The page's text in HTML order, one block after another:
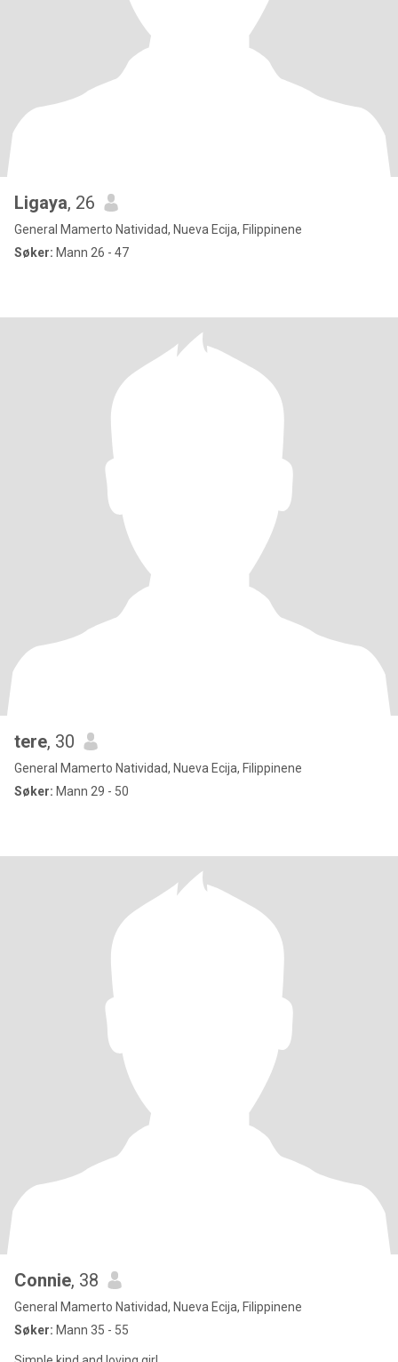
Ligaya, 26
General Mamerto Natividad, Nueva Ecija, Filippinene
Søker: Mann 26 - 47
tere, 30
General Mamerto Natividad, Nueva Ecija, Filippinene
Søker: Mann 29 - 50
Connie, 38
General Mamerto Natividad, Nueva Ecija, Filippinene
Søker: Mann 35 - 55